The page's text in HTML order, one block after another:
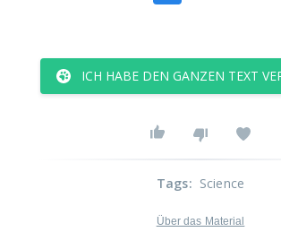
ICH HABE DEN GANZEN TEXT
Tags: Science
Über das Material